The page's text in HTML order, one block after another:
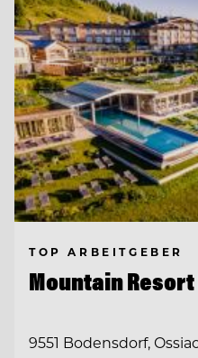
TOP ARBEITGEBER
Mountain
9551 Bodensdorf,